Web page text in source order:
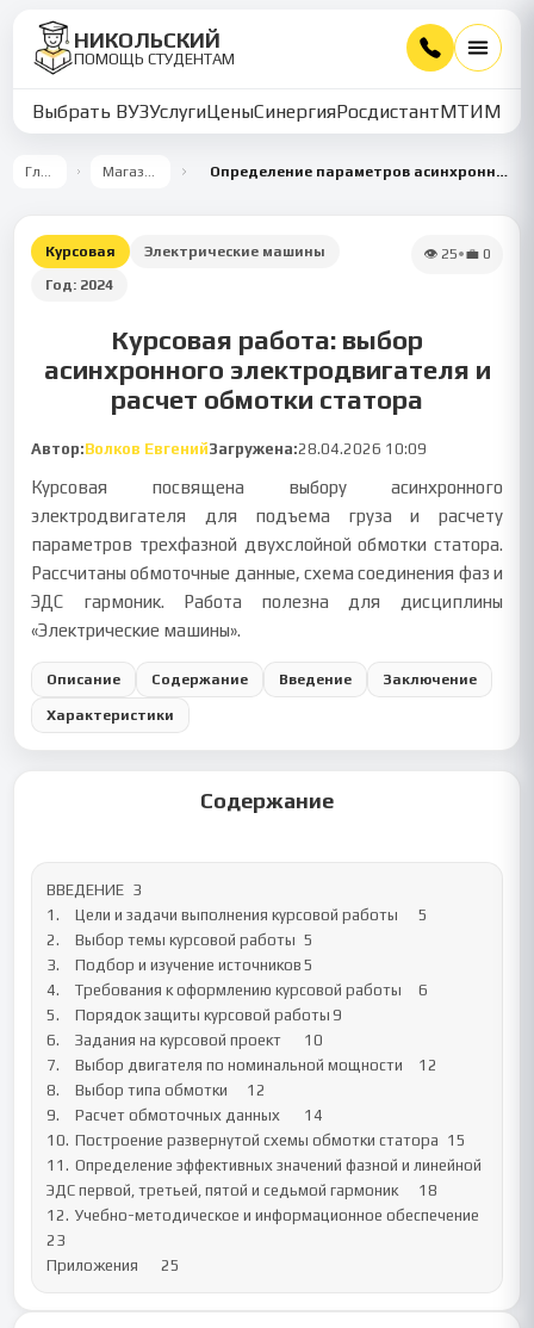
НИКОЛЬСКИЙ
ПОМОЩЬ СТУДЕНТАМ
Выбрать ВУЗУслугиЦеныСинергияРосдистантМТИММУ
Главная Магазин работ Определение параметров асинхронного двигателя для подъемного механизма
Курсовая
Электрические машины
Год: 2024
👁 25•💼 0
Курсовая работа: выбор
асинхронного электродвигателя и
расчет обмотки статора
Автор:Волков ЕвгенийЗагружена:28.04.2026 10:09
Курсовая посвящена выбору асинхронного
электродвигателя для подъема груза и расчету
параметров трехфазной двухслойной обмотки статора.
Рассчитаны обмоточные данные, схема соединения фаз и
ЭДС гармоник. Работа полезна для дисциплины
«Электрические машины».
Описание Содержание Введение Заключение
Характеристики
Содержание
ВВЕДЕНИЕ	3
1.	Цели и задачи выполнения курсовой работы	5
2.	Выбор темы курсовой работы	5
3.	Подбор и изучение источников	5
4.	Требования к оформлению курсовой работы	6
5.	Порядок защиты курсовой работы	9
6.	Задания на курсовой проект	10
7.	Выбор двигателя по номинальной мощности	12
8.	Выбор типа обмотки	12
9.	Расчет обмоточных данных	14
10.	Построение развернутой схемы обмотки статора	15
11.	Определение эффективных значений фазной и линейной
ЭДС первой, третьей, пятой и седьмой гармоник	18
12.	Учебно-методическое и информационное обеспечение
23
Приложения	25